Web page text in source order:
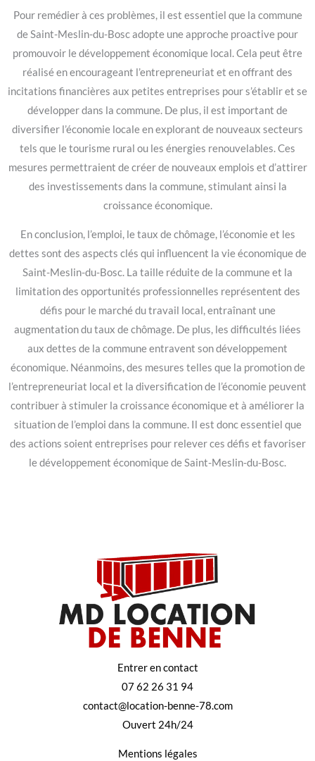
Pour remédier à ces problèmes, il est essentiel que la commune
de Saint-Meslin-du-Bosc adopte une approche proactive pour
promouvoir le développement économique local. Cela peut être
réalisé en encourageant l’entrepreneuriat et en offrant des
incitations financières aux petites entreprises pour s’établir et se
développer dans la commune. De plus, il est important de
diversifier l’économie locale en explorant de nouveaux secteurs
tels que le tourisme rural ou les énergies renouvelables. Ces
mesures permettraient de créer de nouveaux emplois et d’attirer
des investissements dans la commune, stimulant ainsi la
croissance économique.
En conclusion, l’emploi, le taux de chômage, l’économie et les
dettes sont des aspects clés qui influencent la vie économique de
Saint-Meslin-du-Bosc. La taille réduite de la commune et la
limitation des opportunités professionnelles représentent des
défis pour le marché du travail local, entraînant une
augmentation du taux de chômage. De plus, les difficultés liées
aux dettes de la commune entravent son développement
économique. Néanmoins, des mesures telles que la promotion de
l’entrepreneuriat local et la diversification de l’économie peuvent
contribuer à stimuler la croissance économique et à améliorer la
situation de l’emploi dans la commune. Il est donc essentiel que
des actions soient entreprises pour relever ces défis et favoriser
le développement économique de Saint-Meslin-du-Bosc.
Entrer en contact
07 62 26 31 94
contact@location-benne-78.com
Ouvert 24h/24
Mentions légales